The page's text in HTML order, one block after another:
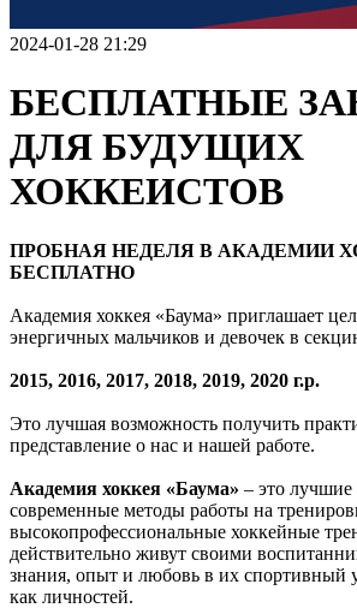
2024-01-28 21:29
БЕСПЛАТНЫЕ
ДЛЯ БУДУЩИХ
ХОККЕИСТОВ
ПРОБНАЯ НЕДЕЛЯ В АКАДЕМИИ
БЕСПЛАТНО
Академия хоккея «Баума» приглашает
энергичных мальчиков и девочек в
2015, 2016, 2017, 2018, 2019, 2020 г.р.
Это лучшая возможность получить
представление о нас и нашей работе.
Академия хоккея «Баума» – это
современные методы работы на
высокопрофессиональные хоккейные
действительно живут своими
знания, опыт и любовь в их спортивный
как личностей.